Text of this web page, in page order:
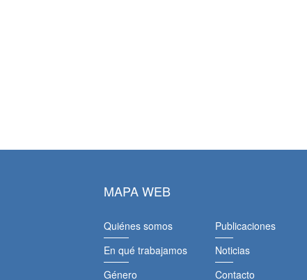
MAPA WEB
Quiénes somos
En qué trabajamos
Género
Publicaciones
Noticias
Contacto